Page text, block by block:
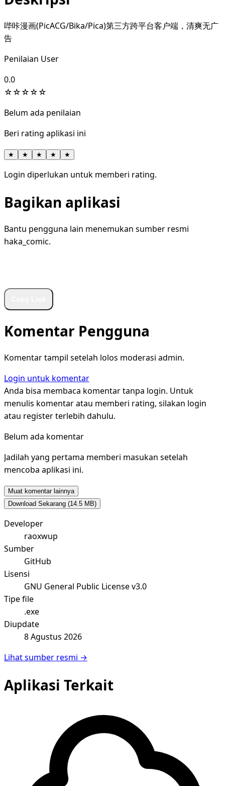
哔咔漫画(PicACG/Bika/Pica)第三方跨平台客户端，清爽无广
告
Penilaian User
0.0
☆☆☆☆☆
Belum ada penilaian
Beri rating aplikasi ini
★ ★ ★ ★ ★
Login diperlukan untuk memberi rating.
Bagikan aplikasi
Bantu pengguna lain menemukan sumber resmi
haka_comic.
Komentar Pengguna
Komentar tampil setelah lolos moderasi admin.
Login untuk komentar
Anda bisa membaca komentar tanpa login. Untuk
menulis komentar atau memberi rating, silakan login
atau register terlebih dahulu.
Belum ada komentar
Jadilah yang pertama memberi masukan setelah
mencoba aplikasi ini.
Muat komentar lainnya
Download Sekarang (14.5 MB)
Developer
raoxwup
Sumber
GitHub
Lisensi
GNU General Public License v3.0
Tipe file
.exe
Diupdate
8 Agustus 2026
Lihat sumber resmi →
Aplikasi Terkait